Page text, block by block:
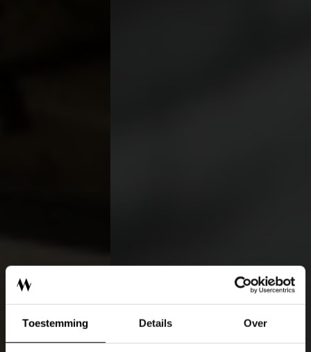
Toestemming Details Over
ONTWERPSTUDIO
BINNENKIJKEN
OVER MEIJS